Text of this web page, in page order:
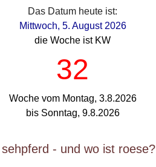
Das Datum heute ist:
Mittwoch, 5. August 2026
die Woche ist KW
32
Woche vom Montag, 3.8.2026
bis Sonntag, 9.8.2026
- und wo ist roese?